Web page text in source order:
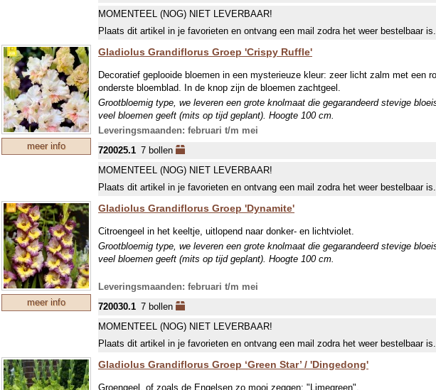
MOMENTEEL (NOG) NIET LEVERBAAR!
Plaats dit artikel in je favorieten en ontvang een mail zodra het weer bestelbaar is.
meer info
Gladiolus Grandiflorus Groep 'Crispy Ruffle'
Decoratief geplooide bloemen in een mysterieuze kleur: zeer licht zalm met een
onderste bloemblad. In de knop zijn de bloemen zachtgeel.
Grootbloemig type, we leveren een grote knolmaat die gegarandeerd stevige
veel bloemen geeft (mits op tijd geplant). Hoogte 100 cm.
Leveringsmaanden: februari t/m mei
720025.1 7 bollen
MOMENTEEL (NOG) NIET LEVERBAAR!
Plaats dit artikel in je favorieten en ontvang een mail zodra het weer bestelbaar is.
meer info
Gladiolus Grandiflorus Groep 'Dynamite'
Citroengeel in het keeltje, uitlopend naar donker- en lichtviolet.
Grootbloemig type, we leveren een grote knolmaat die gegarandeerd stevige
veel bloemen geeft (mits op tijd geplant). Hoogte 100 cm.
Leveringsmaanden: februari t/m mei
720030.1 7 bollen
MOMENTEEL (NOG) NIET LEVERBAAR!
Plaats dit artikel in je favorieten en ontvang een mail zodra het weer bestelbaar is.
Gladiolus Grandiflorus Groep ‘Green Star’ / 'Dingedong'
Groengeel, of zoals de Engelsen zo mooi zeggen: "Limegreen".